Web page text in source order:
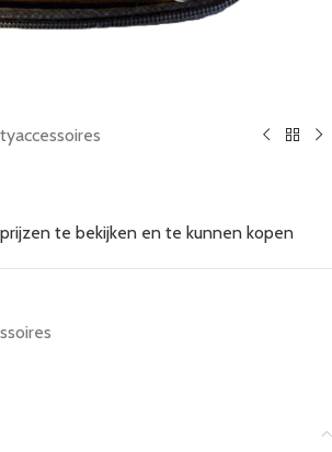
te bekijken en te kunnen kopen